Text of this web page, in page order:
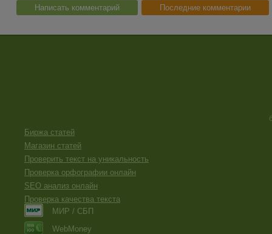
Написать комментарий Последние комментарии
Биржа статей
Магазин статей
Проверить текст на уникальность
Проверка орфографии онлайн
SEO анализ онлайн
Проверка качества текста
МИР / СБП
WebMoney